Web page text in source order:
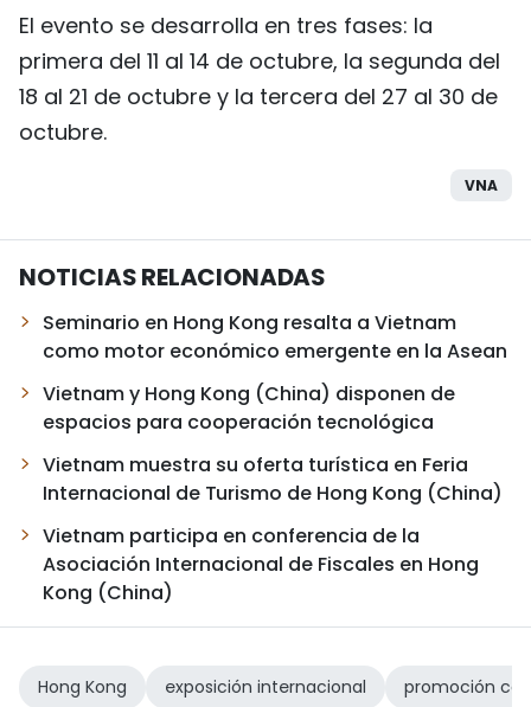
El evento se desarrolla en tres fases: la
primera del 11 al 14 de octubre, la segunda del
18 al 21 de octubre y la tercera del 27 al 30 de
octubre.
VNA
NOTICIAS RELACIONADAS
Seminario en Hong Kong resalta a Vietnam
como motor económico emergente en la Asean
Vietnam y Hong Kong (China) disponen de
espacios para cooperación tecnológica
Vietnam muestra su oferta turística en Feria
Internacional de Turismo de Hong Kong (China)
Vietnam participa en conferencia de la
Asociación Internacional de Fiscales en Hong
Kong (China)
Hong Kong exposición internacional promoción